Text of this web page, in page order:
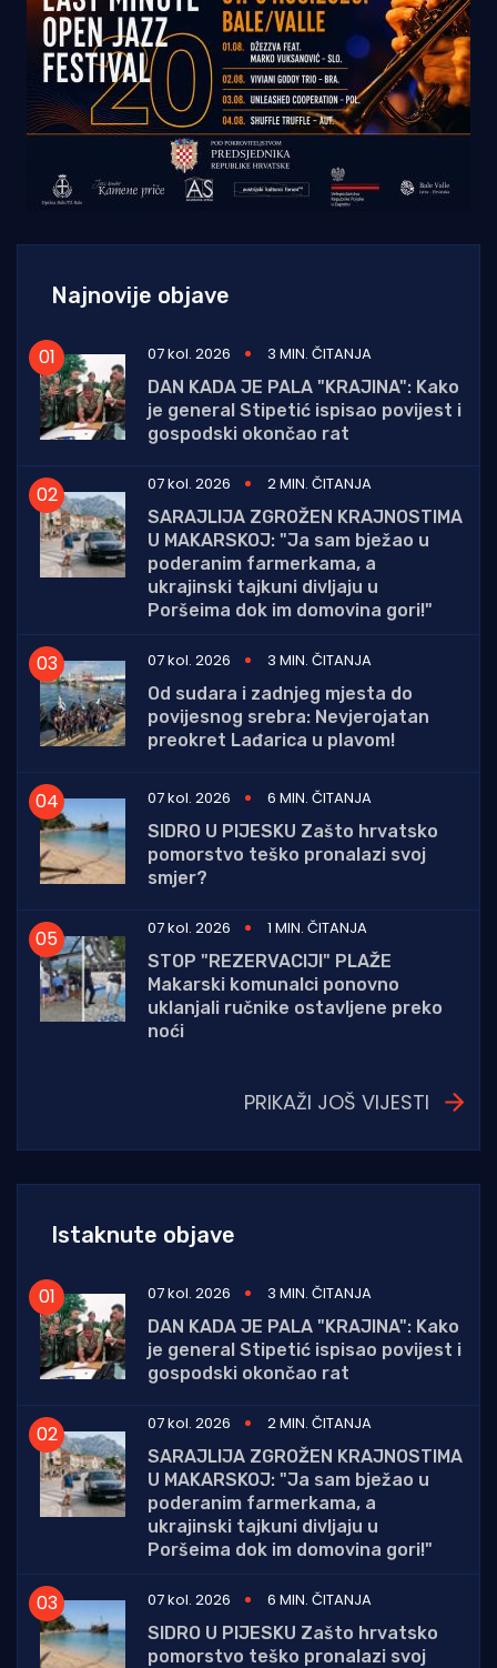
Najnovije objave
07 kol. 2026
3 MIN. ČITANJA
DAN KADA JE PALA "KRAJINA": Kako
je general Stipetić ispisao povijest i
gospodski okončao rat
07 kol. 2026
2 MIN. ČITANJA
SARAJLIJA ZGROŽEN KRAJNOSTIMA
U MAKARSKOJ: "Ja sam bježao u
poderanim farmerkama, a
ukrajinski tajkuni divljaju u
Poršeima dok im domovina gori!"
07 kol. 2026
3 MIN. ČITANJA
Od sudara i zadnjeg mjesta do
povijesnog srebra: Nevjerojatan
preokret Lađarica u plavom!
07 kol. 2026
6 MIN. ČITANJA
SIDRO U PIJESKU Zašto hrvatsko
pomorstvo teško pronalazi svoj
smjer?
07 kol. 2026
1 MIN. ČITANJA
STOP "REZERVACIJI" PLAŽE
Makarski komunalci ponovno
uklanjali ručnike ostavljene preko
noći
PRIKAŽI JOŠ VIJESTI
Istaknute objave
07 kol. 2026
3 MIN. ČITANJA
DAN KADA JE PALA "KRAJINA": Kako
je general Stipetić ispisao povijest i
gospodski okončao rat
07 kol. 2026
2 MIN. ČITANJA
SARAJLIJA ZGROŽEN KRAJNOSTIMA
U MAKARSKOJ: "Ja sam bježao u
poderanim farmerkama, a
ukrajinski tajkuni divljaju u
Poršeima dok im domovina gori!"
07 kol. 2026
6 MIN. ČITANJA
SIDRO U PIJESKU Zašto hrvatsko
pomorstvo teško pronalazi svoj